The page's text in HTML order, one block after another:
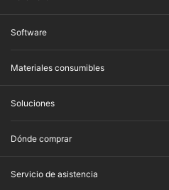
Software
Materiales consumibles
Soluciones
Dónde comprar
Servicio de asistencia